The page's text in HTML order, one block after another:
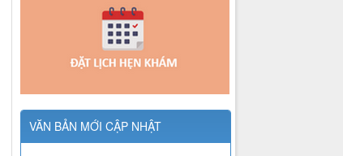
VĂN BẢN MỚI CẬP NHẬT